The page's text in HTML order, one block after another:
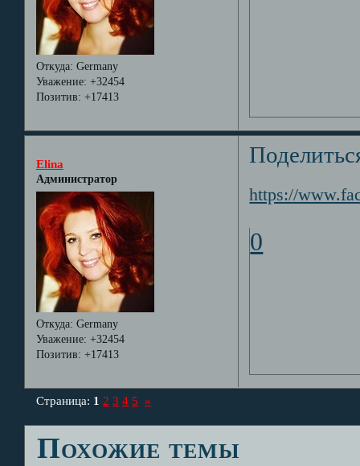
Откуда: Germany
Уважение: +32454
Позитив: +17413
Elina
Администратор
Откуда: Germany
Уважение: +32454
Позитив: +17413
https://
0
Страница: 1 2 3 4 5 »
Похожие темы